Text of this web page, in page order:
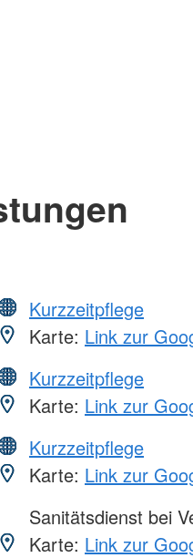
Kurzzeitpflege
Karte: Link zur
Kurzzeitpflege
Karte: Link zur
Kurzzeitpflege
Karte: Link zur
Sanitätsdienst bei
Karte: Link zur